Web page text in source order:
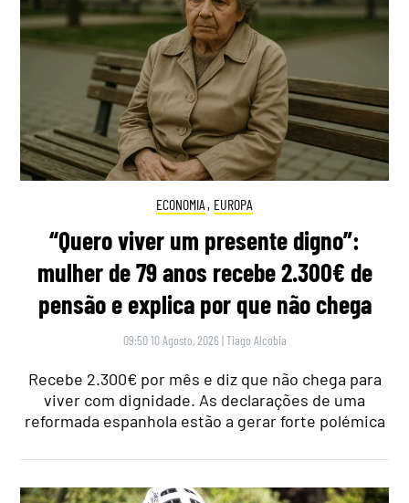
ECONOMIA , EUROPA
“Quero viver um presente digno”:
mulher de 79 anos recebe 2.300€ de
pensão e explica por que não chega
09:50 10 Agosto, 2026 |Tiago Alcobia
Recebe 2.300€ por mês e diz que não chega para
viver com dignidade. As declarações de uma
reformada espanhola estão a gerar forte polémica